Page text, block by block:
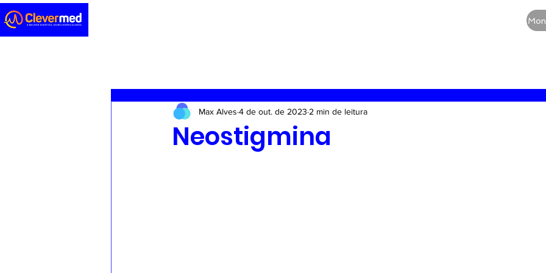
Casos clínicos Concursos
Neostigmina
Max Alves 4 de out. de 2023 2 min de leitura